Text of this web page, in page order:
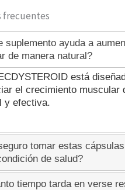
frecuentes
suplemento ayuda a
de manera natural?
está
el crecimiento muscular
y efectiva.
tomar estas
de salud?
tiempo tarda en verse